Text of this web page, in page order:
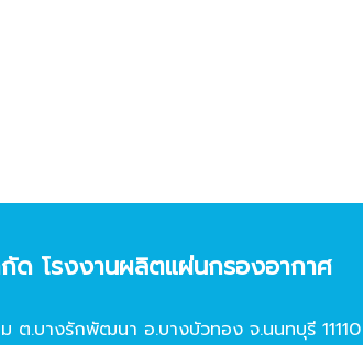
ด โรงงานผลิตแผ่นกรองอากาศ
ต.บางรักพัฒนา อ.บางบัวทอง จ.นนทบุรี 11110